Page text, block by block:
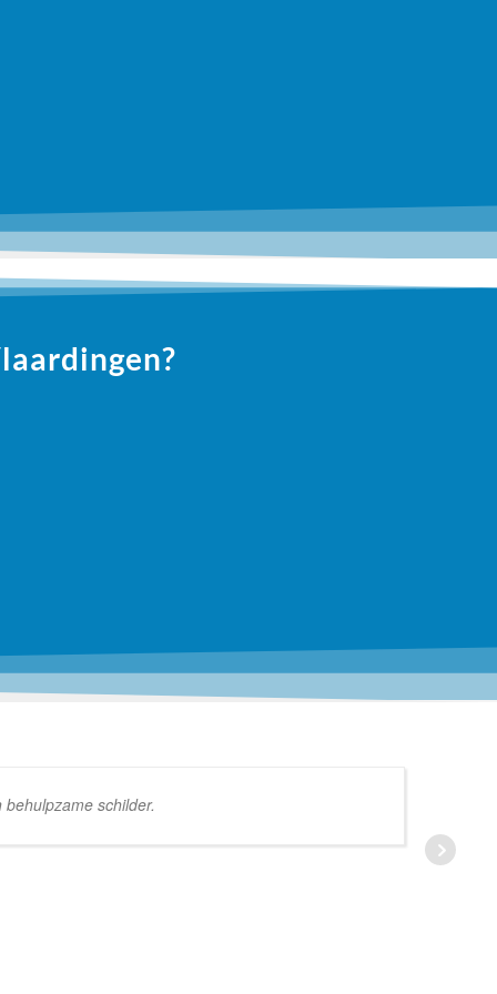
schilder.